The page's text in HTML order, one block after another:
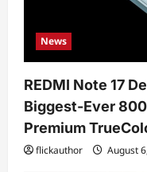
News
REDMI Note 17
Biggest-Ever
Premium
flickauthor August